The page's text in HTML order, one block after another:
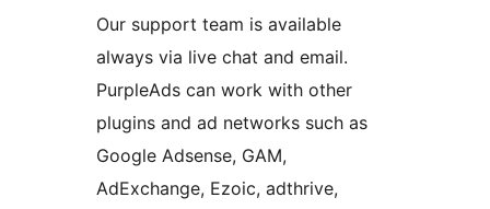
Our support team is available
always via live chat and email.
PurpleAds can work with other
plugins and ad networks such as
Google Adsense, GAM,
AdExchange, Ezoic, adthrive,